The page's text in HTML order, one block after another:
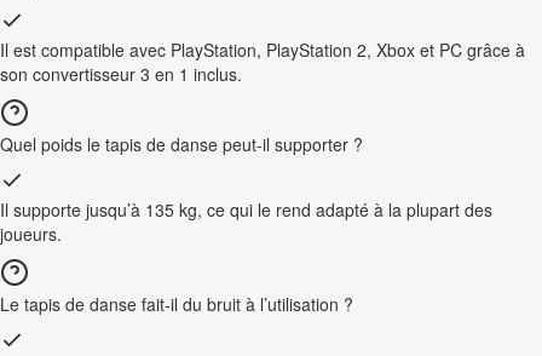
Il est compatible avec PlayStation, PlayStation 2, Xbox et PC grâce à
son convertisseur 3 en 1 inclus.
Quel poids le tapis de danse peut-il supporter ?
Il supporte jusqu’à 135 kg, ce qui le rend adapté à la plupart des
joueurs.
Le tapis de danse fait-il du bruit à l’utilisation ?